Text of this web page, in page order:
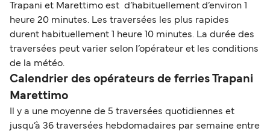
Trapani et Marettimo est d’habituellement d’environ 1
heure 20 minutes. Les traversées les plus rapides
durent habituellement 1 heure 10 minutes. La durée des
traversées peut varier selon l’opérateur et les conditions
de la météo.
Calendrier des opérateurs de ferries Trapani
Marettimo
Il y a une moyenne de 5 traversées quotidiennes et
jusqu’à 36 traversées hebdomadaires par semaine entre